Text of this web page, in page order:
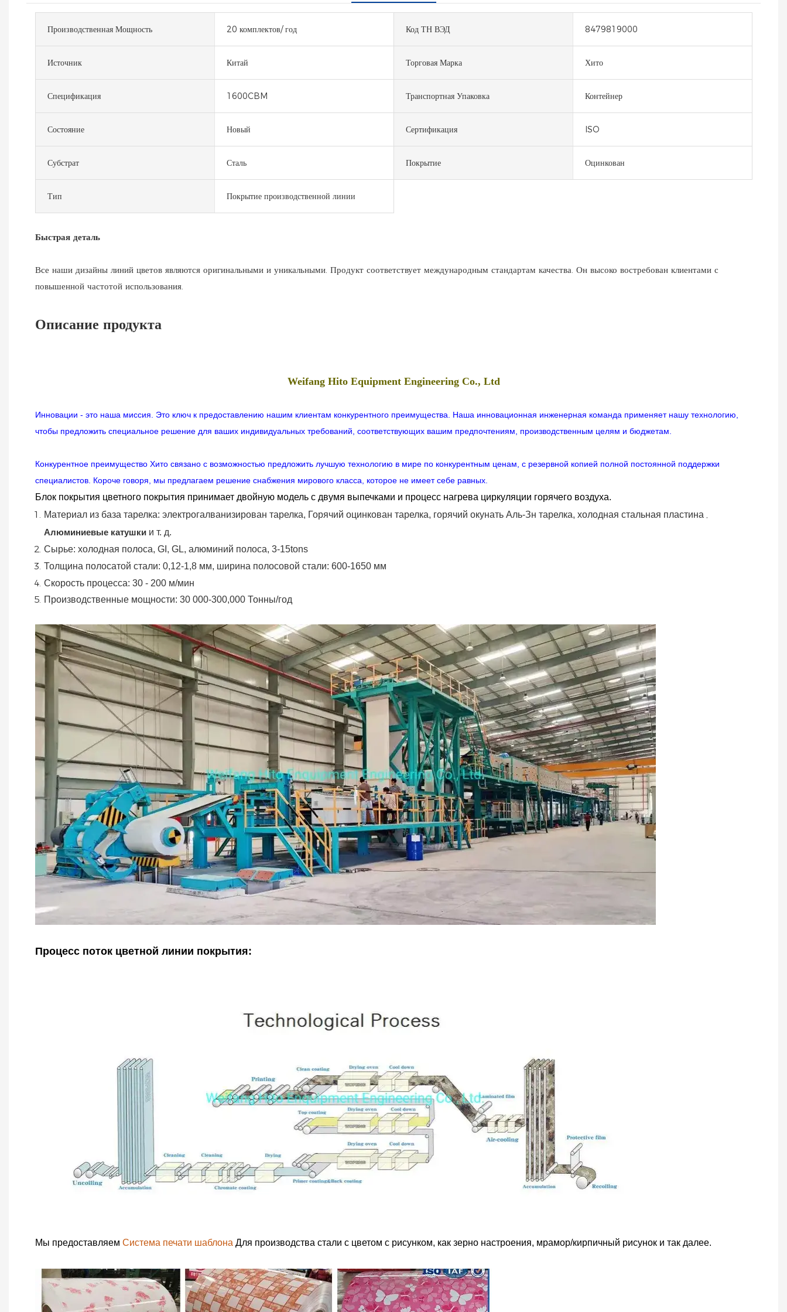
Производственная Мощность 20 комплектов/ год Код ТН ВЭД 8479819000
Источник Китай Торговая Марка Хито
Спецификация 1600CBM Транспортная Упаковка Контейнер
Состояние Новый Сертификация ISO
Субстрат Сталь Покрытие Оцинкован
Тип Покрытие производственной линии
Быстрая деталь
Все наши дизайны линий цветов являются оригинальными и уникальными. Продукт соответствует международным стандартам качества. Он высоко востребован клиентами с
повышенной частотой использования.
Описание продукта
Weifang Hito Equipment Engineering Co., Ltd
Инновации - это наша миссия. Это ключ к предоставлению нашим клиентам конкурентного преимущества. Наша инновационная инженерная команда применяет нашу технологию,
чтобы предложить специальное решение для ваших индивидуальных требований, соответствующих вашим предпочтениям, производственным целям и бюджетам.
Конкурентное преимущество Хито связано с возможностью предложить лучшую технологию в мире по конкурентным ценам, с резервной копией полной постоянной поддержки
специалистов. Короче говоря, мы предлагаем решение снабжения мирового класса, которое не имеет себе равных.
Блок покрытия цветного покрытия принимает двойную модель с двумя выпечками и процесс нагрева циркуляции горячего воздуха.
Материал из база тарелка: электрогалванизирован тарелка, Горячий оцинкован тарелка, горячий окунать Аль-Зн тарелка, холодная стальная пластина ,
Алюминиевые катушки и т. д.
Сырье: холодная полоса, GI, GL, алюминий полоса, 3-15tons
Толщина полосатой стали: 0,12-1,8 мм, ширина полосовой стали: 600-1650 мм
Скорость процесса: 30 - 200 м/мин
Производственные мощности: 30 000-300,000 Тонны/год
Процесс поток цветной линии покрытия:
Мы предоставляем Система печати шаблона Для производства стали с цветом с рисунком, как зерно настроения, мрамор/кирпичный рисунок и так далее.